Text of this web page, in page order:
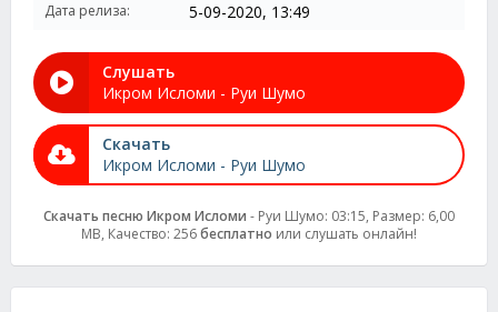
Дата релиза: 5-09-2020, 13:49
Слушать
Икром Исломи - Руи Шумо
Скачать
Икром Исломи - Руи Шумо
Скачать песню Икром Исломи - Руи Шумо: 03:15, Размер: 6,00
MB, Качество: 256бесплатно или слушать онлайн!